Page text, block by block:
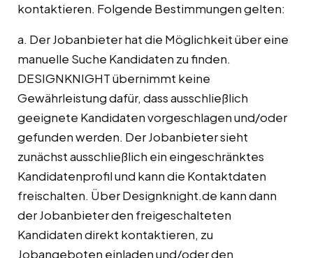
kontaktieren. Folgende Bestimmungen gelten:
a. Der Jobanbieter hat die Möglichkeit über eine
manuelle Suche Kandidaten zu finden.
DESIGNKNIGHT übernimmt keine
Gewährleistung dafür, dass ausschließlich
geeignete Kandidaten vorgeschlagen und/oder
gefunden werden. Der Jobanbieter sieht
zunächst ausschließlich ein eingeschränktes
Kandidatenprofil und kann die Kontaktdaten
freischalten. Über Designknight.de kann dann
der Jobanbieter den freigeschalteten
Kandidaten direkt kontaktieren, zu
Jobangeboten einladen und/oder den